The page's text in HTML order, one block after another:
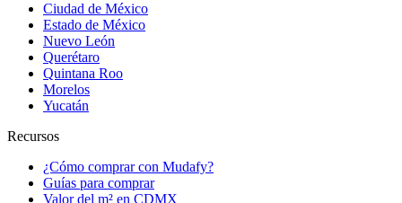
Ciudad de México
Estado de México
Nuevo León
Querétaro
Quintana Roo
Morelos
Yucatán
Recursos
¿Cómo comprar con Mudafy?
Guías para comprar
Valor del m² en CDMX